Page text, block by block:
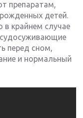
препаратам,
детей.
в крайнем случае
перед сном,
и нормальный